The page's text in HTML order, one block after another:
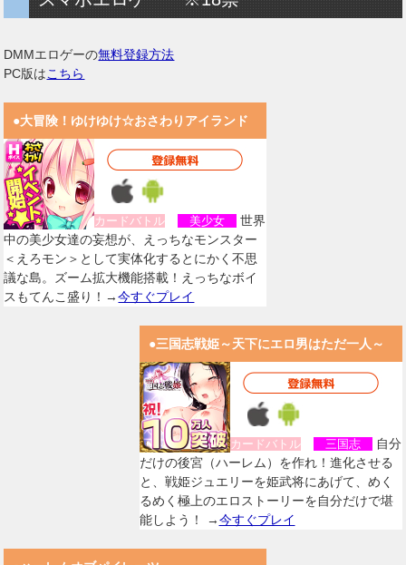
DMMエロゲーの無料登録方法
PC版はこちら
●大冒険！ゆけゆけ☆おさわりアイランド
カードバトル 美少女
世界
中の美少女達の妄想が、えっちなモンスター
＜えろモン＞として実体化するとにかく不思
議な島。ズーム拡大機能搭載！えっちなボイ
スもてんこ盛り！→今すぐプレイ
●三国志戦姫～天下にエロ男はただ一人～
カードバトル 三国志
自分
だけの後宮（ハーレム）を作れ！進化させる
と、戦姫ジュエリーを姫武将にあげて、めく
るめく極上のエロストーリーを自分だけで堪
能しよう！ →今すぐプレイ